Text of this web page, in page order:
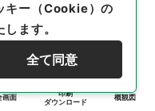
画面
印刷
ダウンロード
概観図
キー（Cookie）の
ます。
全て同意